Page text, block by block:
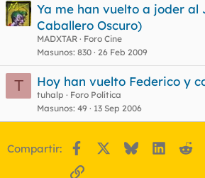
Ya me han vuelto a joder al
Caballero Oscuro)
MADXTAR
Foro Cine
Masunos 830 26 Feb 2009
T Hoy han vuelto Federico y
tuhalp
Foro Política
Masunos 49 13 Sep 2006
Compartir: Facebook Bluesky
Enlace